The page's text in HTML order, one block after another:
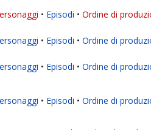
Episodi Ordine di
Episodi Ordine di
Episodi Ordine di
Episodi Ordine di